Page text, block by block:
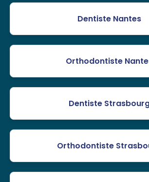
Dentiste Nantes
Orthodontiste
Dentiste
Orthodontiste